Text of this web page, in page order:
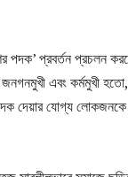
পদক’ প্রবর্তন প্রচলন
এবং কর্মমুখী
দেয়ার যোগ্য লোকজনকে